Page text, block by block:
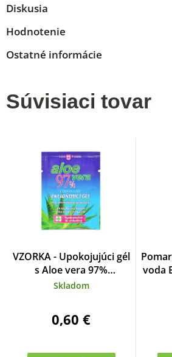
Diskusia
Hodnotenie
Ostatné informácie
Súvisiaci tovar
VZORKA - Upokojujúci gél
s Aloe vera 97%
VIVAPHARM 4 ml
Skladom
0,60 €
voda